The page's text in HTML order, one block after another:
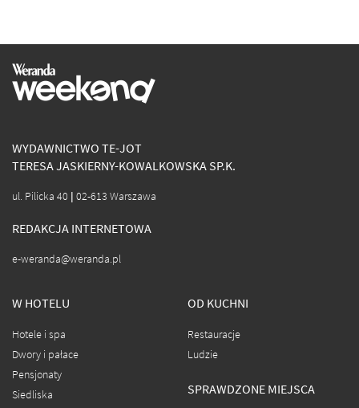
WYDAWNICTWO TE-JOT
TERESA JASKIERNY-KOWALKOWSKA SP.K.
ul. Pilicka 40 | 02-613 Warszawa
REDAKCJA INTERNETOWA
e-weranda@weranda.pl
W HOTELU
Hotele i spa
Dwory i pałace
Pensjonaty
Siedliska
OD KUCHNI
Restauracje
Ludzie
SPRAWDZONE MIEJSCA